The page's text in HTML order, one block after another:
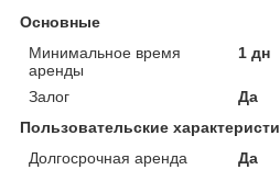
Основные
Минимальное время
аренды
1 дн
Залог
Да
Пользовательские
Долгосрочная аренда
Да